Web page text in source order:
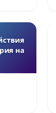
на